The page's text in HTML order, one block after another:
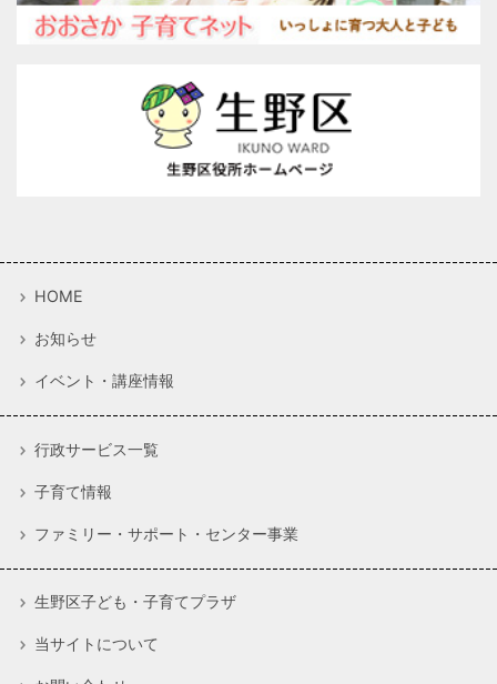
HOME
お知らせ
イベント・講座情報
行政サービス一覧
子育て情報
ファミリー・サポート・センター事業
生野区子ども・子育てプラザ
当サイトについて